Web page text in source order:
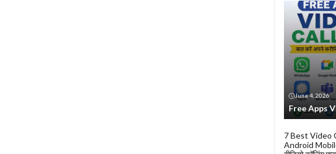
June 4, 2026
Free Apps
7 Best Video
Android